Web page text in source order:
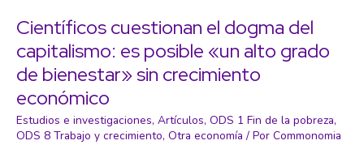
Científicos cuestionan el dogma del
capitalismo: es posible «un alto grado
de bienestar» sin crecimiento
económico
Estudios e investigaciones, Artículos, ODS 1 Fin de la pobreza,
ODS 8 Trabajo y crecimiento, Otra economía / Por Commonomia